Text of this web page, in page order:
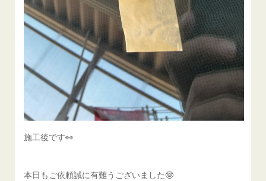
施工後です👀
本日もご依頼誠に有難うございました🤓